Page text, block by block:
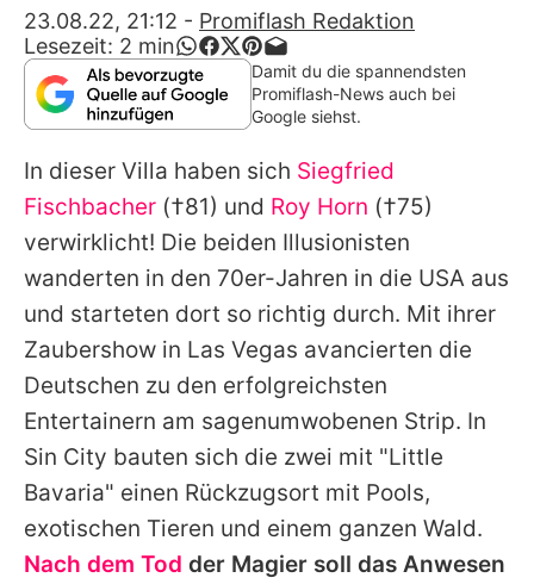
App runterladen
Team
Redaktionelle Richtlinien
Impressum
Datenschutzerklärung
Nutzungsbedingungen
Utiq verwalten
23.08.22, 21:12 - Promiflash Redaktion
Lesezeit: 2 min
Damit du die spannendsten
Promiflash-News auch bei
Google siehst.
In dieser Villa haben sich Siegfried
Fischbacher (†81) und Roy Horn (†75)
verwirklicht! Die beiden Illusionisten
wanderten in den 70er-Jahren in die USA aus
und starteten dort so richtig durch. Mit ihrer
Zaubershow in Las Vegas avancierten die
Deutschen zu den erfolgreichsten
Entertainern am sagenumwobenen Strip. In
Sin City bauten sich die zwei mit "Little
Bavaria" einen Rückzugsort mit Pools,
exotischen Tieren und einem ganzen Wald.
Nach dem Tod der Magier soll das Anwesen